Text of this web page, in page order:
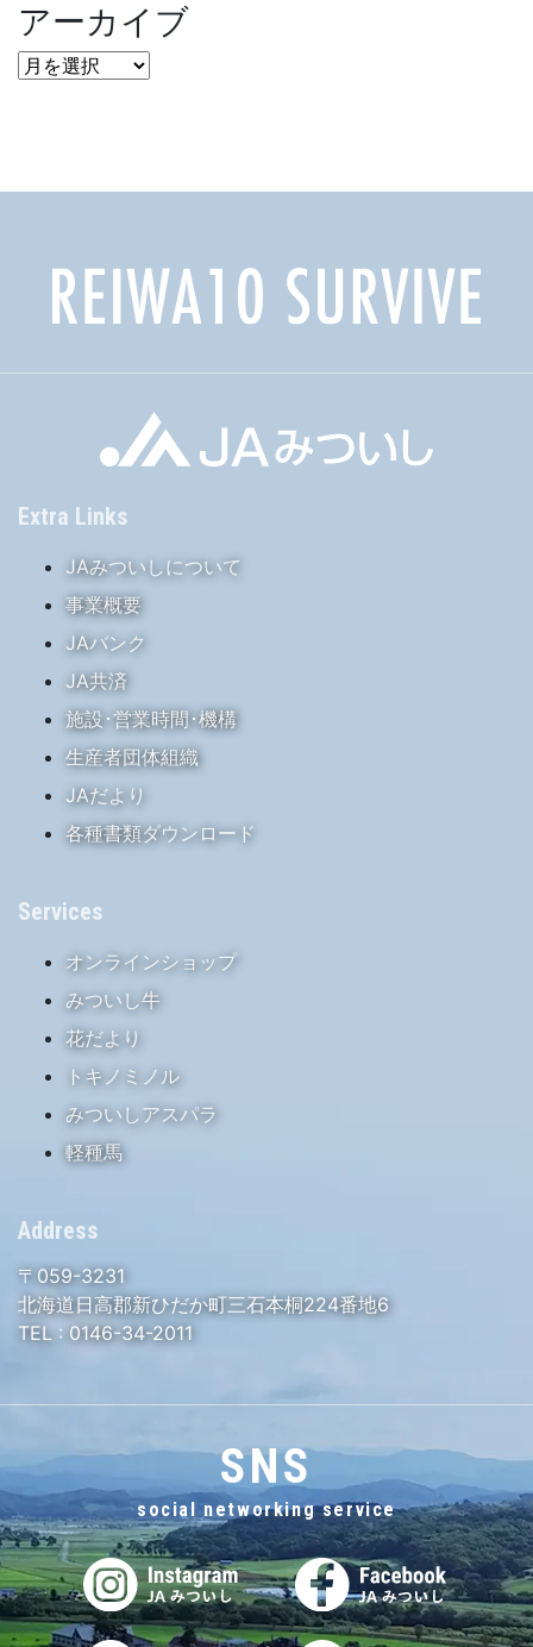
アーカイブ
ア
Extra Links
JAみついしについて
事業概要
JAバンク
JA共済
施設･営業時間･機構
生産者団体組織
JAだより
各種書類ダウンロード
Services
オンラインショップ
みついし牛
花だより
トキノミノル
みついしアスパラ
軽種馬
Address
〒059-3231
北海道日高郡新ひだか町三石本桐224番地6
TEL : 0146-34-2011
SNS
social networking service